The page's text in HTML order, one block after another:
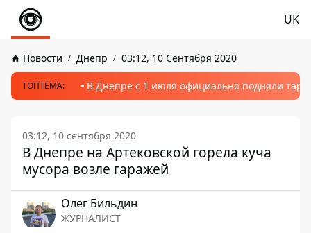
UK
Новости Днепр 03:12, 10 Сентября 2020
ТОПТЕМА: В Днепре с 1 июля официально подняли
03:12, 10 сентября 2020
В Днепре на Артековской горела куча
мусора возле гаражей
Олег Бильдин
ЖУРНАЛИСТ